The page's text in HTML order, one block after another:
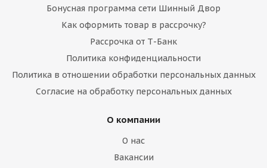
Бонусная программа сети Шинный Двор
Как оформить товар в рассрочку?
Рассрочка от Т-Банк
Политика конфиденциальности
Политика в отношении обработки персональных данных
Согласие на обработку персональных данных
О компании
О нас
Вакансии